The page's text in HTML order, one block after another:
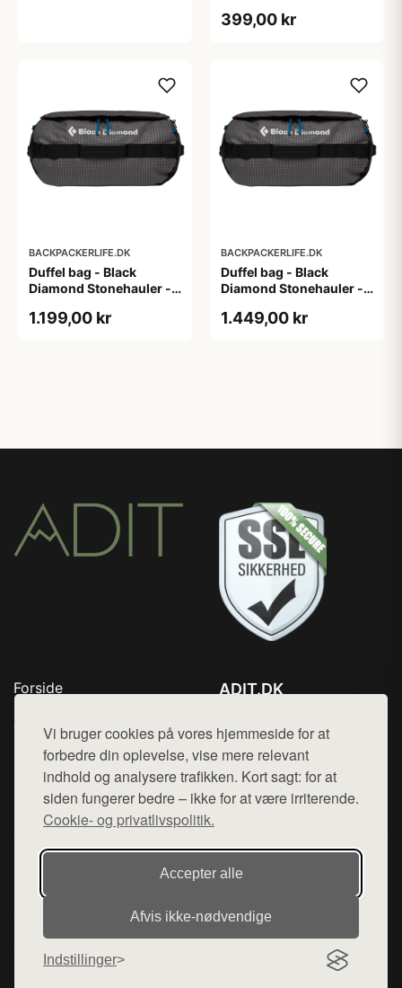
Vi bruger cookies på vores hjemmeside for at
forbedre din oplevelse, vise mere relevant
indhold og analysere trafikken. Kort sagt: for at
siden fungerer bedre – ikke for at være irriterende.
Cookie- og privatlivspolitik.
Accepter alle
Afvis ikke‑nødvendige
Indstillinger
399,00 kr
BACKPACKERLIFE.DK
Duffel bag - Black
Diamond Stonehauler -
1.199,00 kr
BACKPACKERLIFE.DK
Duffel bag - Black
Diamond Stonehauler -
1.449,00 kr
Forside
Top Rabatter
Blog
Kontakt
ADIT.DK
Mail: hej@want.dk
Cookie- og privatlivspolitik
Denne side er en del af want.dk, der udgiver en række
hjemmesider med præsentation af forskellige produkter fra
diverse webshops. Der sælges ikke varer fra denne side - vi
henviser til de shops, som sælger varen. Vi har heller ikke
varerne på lager.